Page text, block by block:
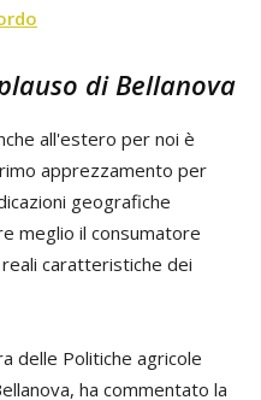
di Bellanova
all'estero per noi è
apprezzamento per
geografiche
meglio il consumatore
caratteristiche dei
delle Politiche agricole
ha commentato la